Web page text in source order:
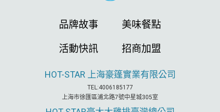
品牌故事 美味餐點
活動快訊 招商加盟
HOT-STAR 上海豪篷實業有限公司
TEL:4006185177
上海市徐匯區浦北路7號中星城305室